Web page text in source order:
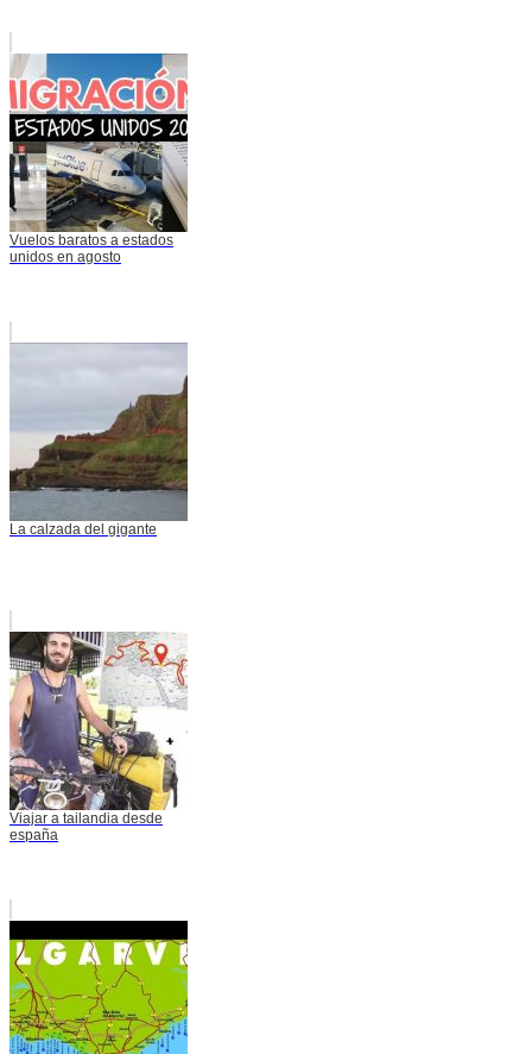
Vuelos baratos a estados
unidos en agosto
La calzada del gigante
Viajar a tailandia desde
españa